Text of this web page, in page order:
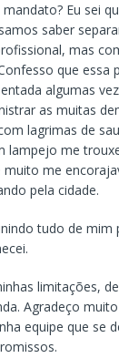
Eu sei
saber
mas
que essa
algumas
as muitas
lagrimas de
lampejo me
muito me
pela cidade.
tudo de mim
limitações,
Agradeço
equipe que se